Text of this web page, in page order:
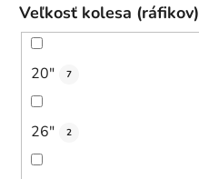
Veľkosť kolesa (ráfikov)
20" 7
26" 2